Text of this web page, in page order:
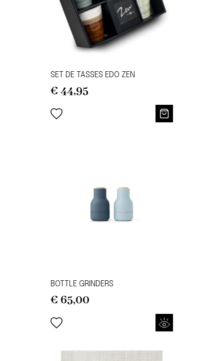
SET DE TASSES EDO ZEN
€ 44,95
BOTTLE GRINDERS
€ 65,00